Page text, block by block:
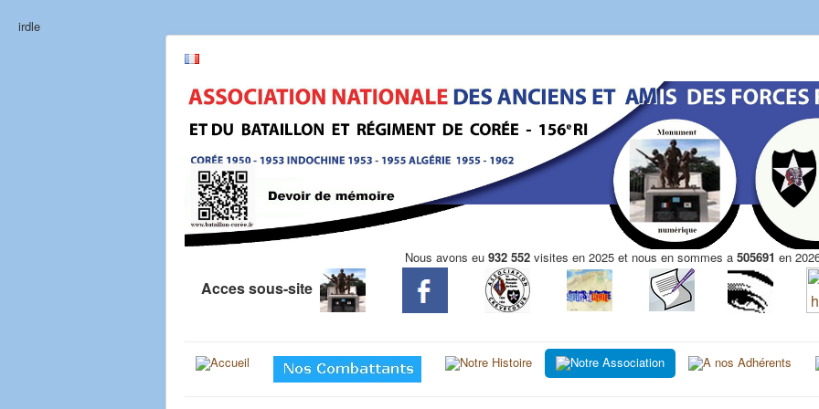
irdle
Nous avons eu 932 552visites en 2025 et nous en sommes a 505691 en
Acces sous-site